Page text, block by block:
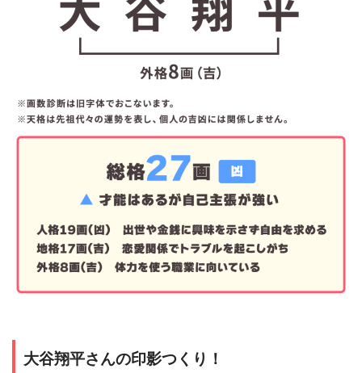
大谷翔平さんの印影つくり！